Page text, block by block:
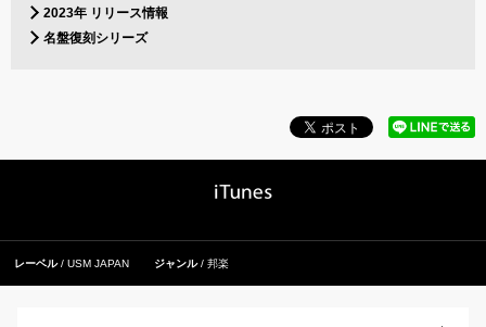
2023年 リリース情報
名盤復刻シリーズ
レーベル USM JAPAN ジャンル 邦楽